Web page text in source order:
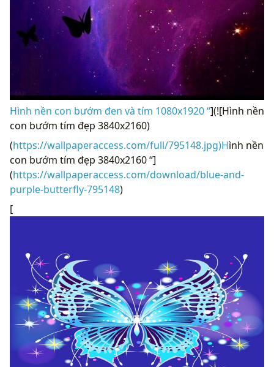
Hình nền con bướm đen và tím 1080x1920 “](![Hình nền
con bướm tím đẹp 3840x2160)
(https://wallpaperaccess.com/full/795148.jpg)Hình nền
con bướm tím đẹp 3840x2160 “]
(https://wallpaperaccess.com/download/blue-and-
purple-butterfly-795148)
[